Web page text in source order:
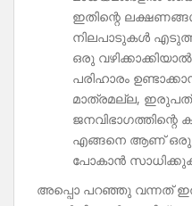
ഇതിന്റെ
നിലപാടുകൾ
ഒരു
പരിഹാരം
മാത്രമല്ല,
എങ്ങനെ ആണ് ഒരു
പോകാൻ
അപ്പൊ പറഞ്ഞു വന്നത്